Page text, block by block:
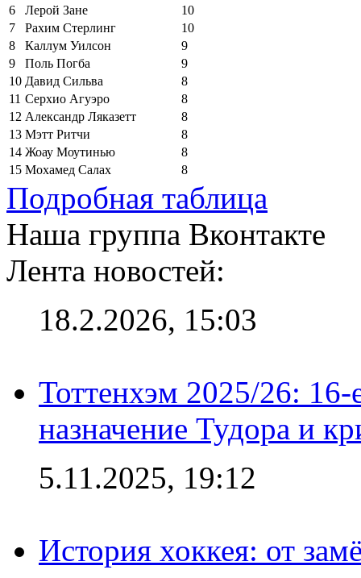
6
Лерой Зане
10
7
Рахим Стерлинг
10
8
Каллум Уилсон
9
9
Поль Погба
9
10 Давид Сильва
8
11 Серхио Агуэро
8
12 Александр Ляказетт
8
13 Мэтт Ритчи
8
14 Жоау Моутинью
8
15 Мохамед Салах 8
Подробная таблица
Наша группа Вконтакте
Лента новостей:
18.2.2026, 15:03
Тоттенхэм 2025/26:
назначение Тудора и
5.11.2025, 19:12
История хоккея: от